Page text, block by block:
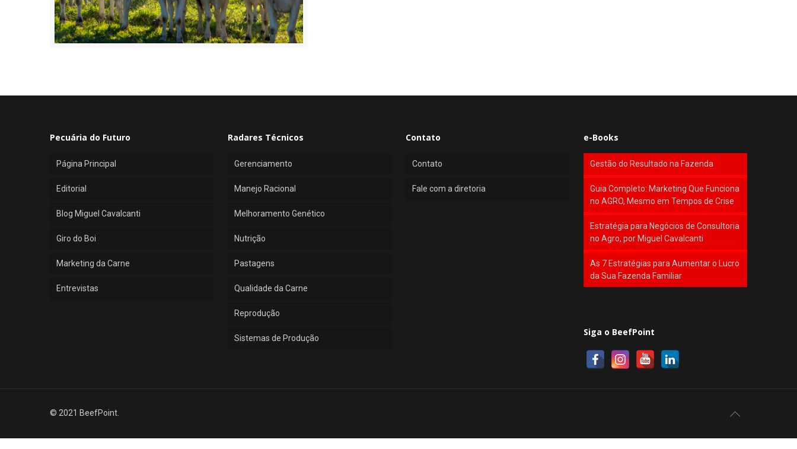
Pecuária do Futuro
Página Principal
Editorial
Blog Miguel Cavalcanti
Giro do Boi
Marketing da Carne
Entrevistas
Radares Técnicos
Gerenciamento
Manejo Racional
Melhoramento Genético
Nutrição
Pastagens
Qualidade da Carne
Reprodução
Sistemas de Produção
Contato
Contato
Fale com a diretoria
e-Books
Gestão do Resultado na Fazenda
Guia Completo: Marketing Que Funciona
no AGRO, Mesmo em Tempos de Crise
Estratégia para Negócios de Consultoria
no Agro, por Miguel Cavalcanti
As 7 Estratégias para Aumentar o Lucro
da Sua Fazenda Familiar
Siga o BeefPoint
© 2021 BeefPoint.